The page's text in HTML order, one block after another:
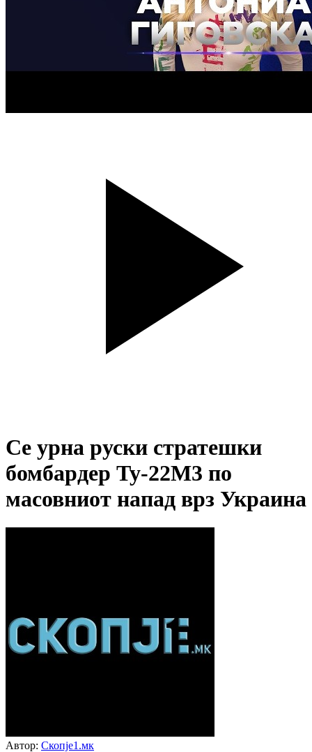
Се урна руски стратешки
бомбардер Ту-22М3 по
масовниот напад врз Украина
Автор: Скопје1.мк